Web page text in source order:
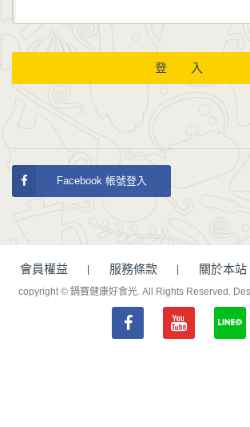
登 入
Facebook 帳號登入
會員權益 服務條款 關於本站
copyright © 鍋寶健康好食光. All Rights Reserved.